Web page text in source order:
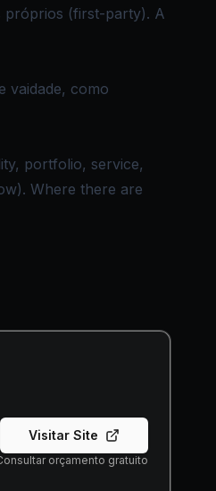
próprios (first-party). A
vaidade, como
portfolio, service,
Where there are
Visitar Site
orçamento gratuito